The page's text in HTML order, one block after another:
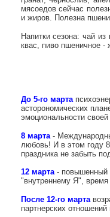
мясоедов сейчас
и жиров. Полезна
Напитки сезона: чай
квас, пиво пшеничное -
До 5-го марта
асторономических
эмоциональности
8 марта-
любовь! И в этом году
праздника не забыть
12 марта- повышенный
"внутреннему Я",
После 12-го марта
партнерских